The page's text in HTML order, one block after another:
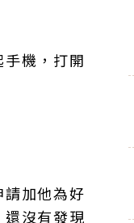
機，打開
加他為好
沒有發現